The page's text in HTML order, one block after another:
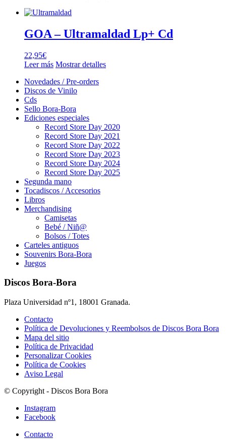
GOA – Ultramaldad Lp+ Cd
22,95€
Leer más Mostrar detalles
Novedades / Pre-orders
Discos de Vinilo
Cds
Sello Bora-Bora
Ediciones especiales
Record Store Day 2020
Record Store Day 2021
Record Store Day 2022
Record Store Day 2023
Record Store Day 2024
Record Store Day 2025
Segunda mano
Tocadiscos / Accesorios
Libros
Merchandising
Camisetas
Bebé / Niñ@
Bolsos / Totes
Carteles antiguos
Souvenirs Bora-Bora
Juegos
Discos Bora-Bora
Plaza Universidad nº1, 18001 Granada.
Contacto
Política de Devoluciones y Reembolsos de Discos Bora Bora
Mapa del sitio
Política de Privacidad
Personalizar Cookies
Política de Cookies
Aviso Legal
© Copyright - Discos Bora Bora
Instagram
Facebook
Contacto